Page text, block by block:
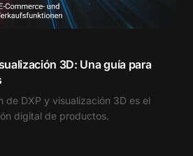
3D: Una guía para
de DXP y visualización 3D es el
digital de productos.